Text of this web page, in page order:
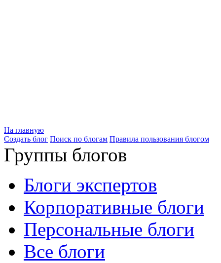
На главную
Создать блог Поиск по блогам Правила пользования блогом
Группы блогов
Блоги экспертов
Корпоративные блоги
Персональные блоги
Все блоги